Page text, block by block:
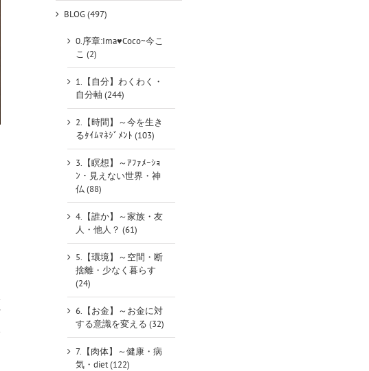
BLOG (497)
0.序章:Ima♥Coco~今こ
こ (2)
1.【自分】わくわく・
自分軸 (244)
2.【時間】～今を生き
るﾀｲﾑﾏﾈｼﾞﾒﾝﾄ (103)
3.【瞑想】～ｱﾌｧﾒｰｼｮ
ﾝ・見えない世界・神
仏 (88)
4.【誰か】～家族・友
人・他人？ (61)
5.【環境】～空間・断
捨離・少なく暮らす
(24)
6.【お金】～お金に対
する意識を変える (32)
7.【肉体】～健康・病
気・diet (122)